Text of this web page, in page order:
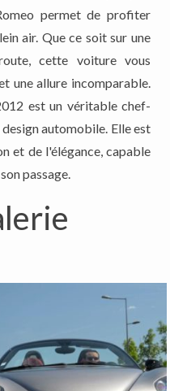
permet de profiter
air. Que ce soit sur une
cette voiture vous
une allure incomparable.
est un véritable chef-
automobile. Elle est
et de l'élégance, capable
passage.